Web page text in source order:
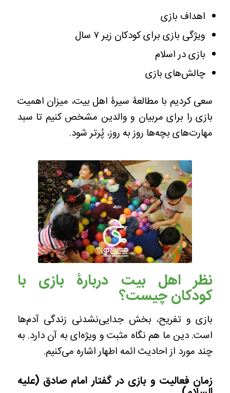
اهداف بازی
ویژگی بازی برای کودکان زیر ۷ سال
بازی در اسلام
چالش‌های بازی
سعی کردیم با مطالعۀ سیرۀ اهل بیت، میزان اهمیت
بازی را برای مربیان و والدین مشخص کنیم تا سبد
مهارت‌های بچه‌ها روز به روز، پُرتر شود.
نظر اهل بیت دربارۀ بازی با
کودکان چیست؟
بازی و تفریح، بخش جدایی‌نشدنی زندگی آدم‌ها
است. دین ما هم نگاه مثبت و ویژه‌ای به آن دارد. به
چند مورد از احادیث ائمه اطهار اشاره می‌کنیم.
زمان فعالیت و بازی در گفتار امام صادق (علیه